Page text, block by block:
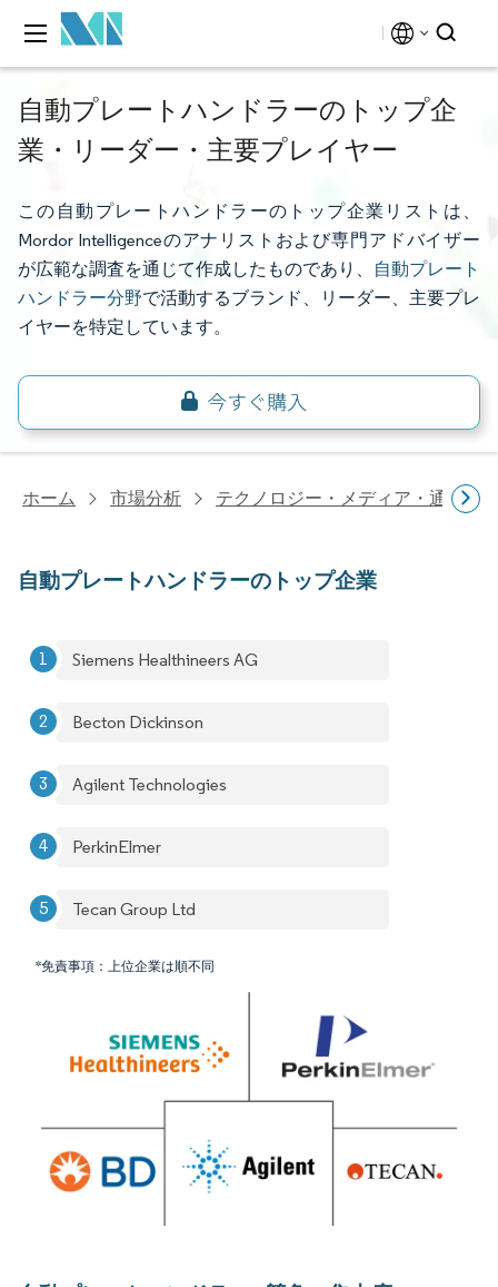
自動プレートハンドラーのトップ企
業・リーダー・主要プレイヤー
この自動プレートハンドラーのトップ企業リストは、
Mordor Intelligenceのアナリストおよび専門アドバイザー
が広範な調査を通じて作成したものであり、
自動プレート
ハンドラー分野で活動するブランド、リーダー、主要プレ
イヤーを特定しています。
ホーム 市場分析 テクノロジー・メディア・通信研
自動プレートハンドラーのトップ企業
Siemens Healthineers AG
Becton Dickinson
Agilent Technologies
PerkinElmer
Tecan Group Ltd
*免責事項：上位企業は順不同